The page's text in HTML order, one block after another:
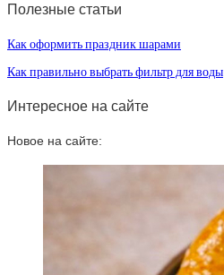
Полезные статьи
Как оформить праздник шарами
Как правильно выбрать фильтр для воды
Интересное на сайте
Новое на сайте: